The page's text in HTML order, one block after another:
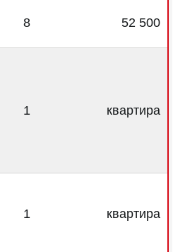
8 52 500
1 квартира
1 квартира